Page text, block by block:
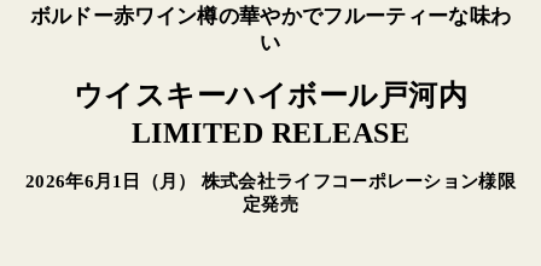
ボルドー赤ワイン樽の華やかでフルーティーな味わ
い
ウイスキーハイボール戸河内
LIMITED RELEASE
2026年6月1日（月） 株式会社ライフコーポレーション様限
定発売